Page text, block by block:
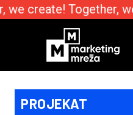
create! Together, we
PROJEKAT